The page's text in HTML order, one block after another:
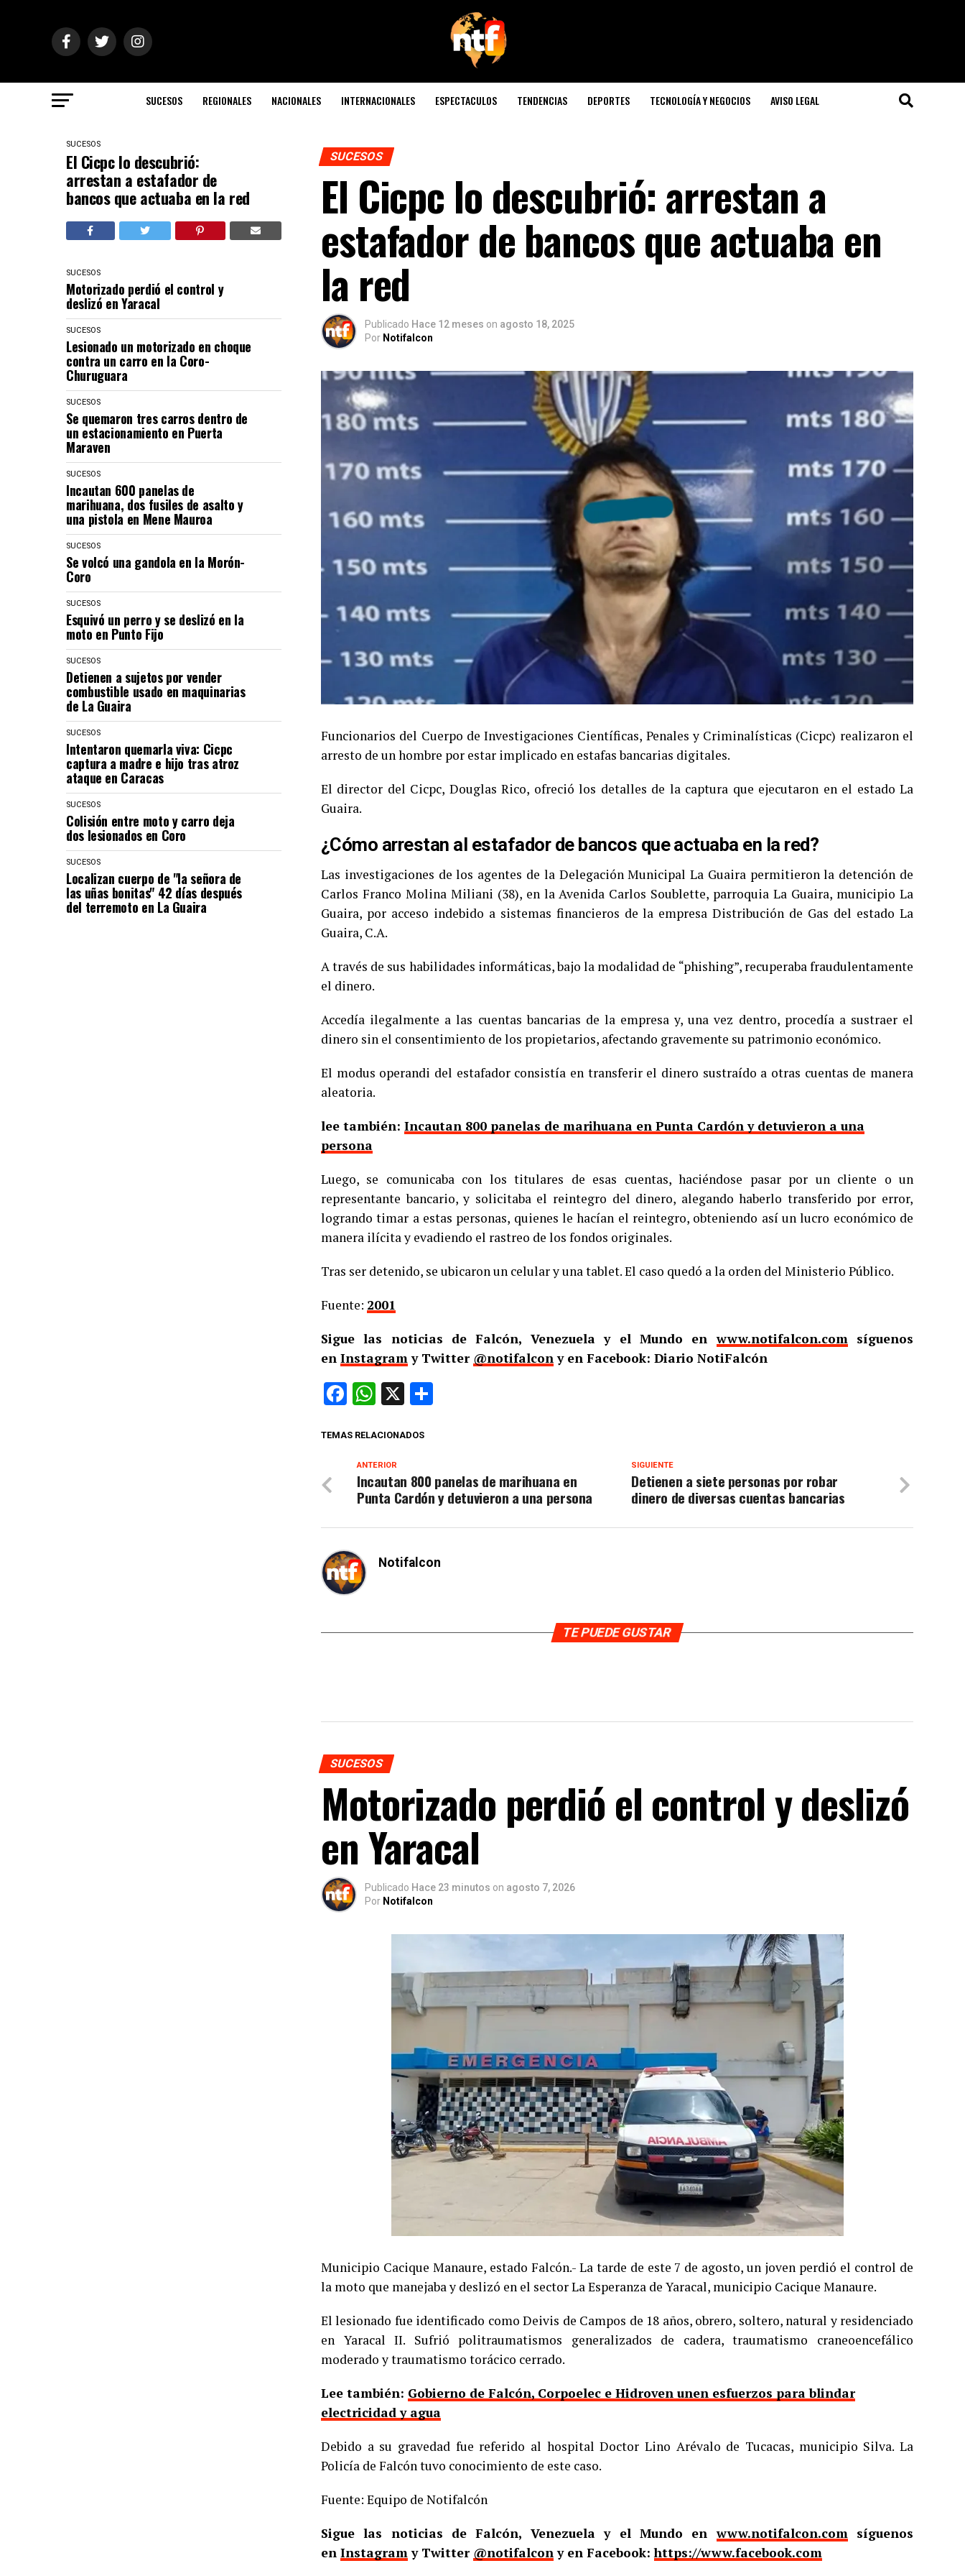
SUCESOS REGIONALES NACIONALES INTERNACIONALES ESPECTACULOS TENDENCIAS DEPORTES TECNOLOGÍA Y NEGOCIOS AVISO LEGAL
SUCESOS
El Cicpc lo descubrió:
arrestan a estafador de
bancos que actuaba en la red
SUCESOS
Motorizado perdió el control y
deslizó en Yaracal
SUCESOS
Lesionado un motorizado en choque
contra un carro en la Coro-
Churuguara
SUCESOS
Se quemaron tres carros dentro de
un estacionamiento en Puerta
Maraven
SUCESOS
Incautan 600 panelas de
marihuana, dos fusiles de asalto y
una pistola en Mene Mauroa
SUCESOS
Se volcó una gandola en la Morón-
Coro
SUCESOS
Esquivó un perro y se deslizó en la
moto en Punto Fijo
SUCESOS
Detienen a sujetos por vender
combustible usado en maquinarias
de La Guaira
SUCESOS
Intentaron quemarla viva: Cicpc
captura a madre e hijo tras atroz
ataque en Caracas
SUCESOS
Colisión entre moto y carro deja
dos lesionados en Coro
SUCESOS
Localizan cuerpo de "la señora de
las uñas bonitas" 42 días después
del terremoto en La Guaira
SUCESOS
El Cicpc lo descubrió: arrestan a
estafador de bancos que actuaba en
la red
Publicado Hace 12 meses on agosto 18, 2025
Por Notifalcon
Funcionarios del Cuerpo de Investigaciones Científicas, Penales y Criminalísticas (Cicpc) realizaron el
arresto de un hombre por estar implicado en estafas bancarias digitales.
El director del Cicpc, Douglas Rico, ofreció los detalles de la captura que ejecutaron en el estado La
Guaira.
¿Cómo arrestan al estafador de bancos que actuaba en la red?
Las investigaciones de los agentes de la Delegación Municipal La Guaira permitieron la detención de
Carlos Franco Molina Miliani (38), en la Avenida Carlos Soublette, parroquia La Guaira, municipio La
Guaira, por acceso indebido a sistemas financieros de la empresa Distribución de Gas del estado La
Guaira, C.A.
A través de sus habilidades informáticas, bajo la modalidad de “phishing”, recuperaba fraudulentamente
el dinero.
Accedía ilegalmente a las cuentas bancarias de la empresa y, una vez dentro, procedía a sustraer el
dinero sin el consentimiento de los propietarios, afectando gravemente su patrimonio económico.
El modus operandi del estafador consistía en transferir el dinero sustraído a otras cuentas de manera
aleatoria.
lee también: Incautan 800 panelas de marihuana en Punta Cardón y detuvieron a una
persona
Luego, se comunicaba con los titulares de esas cuentas, haciéndose pasar por un cliente o un
representante bancario, y solicitaba el reintegro del dinero, alegando haberlo transferido por error,
logrando timar a estas personas, quienes le hacían el reintegro, obteniendo así un lucro económico de
manera ilícita y evadiendo el rastreo de los fondos originales.
Tras ser detenido, se ubicaron un celular y una tablet. El caso quedó a la orden del Ministerio Público.
Fuente: 2001
Sigue las noticias de Falcón, Venezuela y el Mundo enwww.notifalcon.comsíguenos
en Instagramy Twitter @notifalcony en Facebook: Diario NotiFalcón
Facebook
WhatsApp
X
TEMAS RELACIONADOS
SIGUIENTE
Detienen a siete personas por robar
dinero de diversas cuentas bancarias
ANTERIOR
Incautan 800 panelas de marihuana en
Punta Cardón y detuvieron a una persona
Notifalcon
TE PUEDE GUSTAR
SUCESOS
Motorizado perdió el control y deslizó
en Yaracal
Publicado Hace 23 minutos on agosto 7, 2026
Por Notifalcon
Municipio Cacique Manaure, estado Falcón.- La tarde de este 7 de agosto, un joven perdió el control de
la moto que manejaba y deslizó en el sector La Esperanza de Yaracal, municipio Cacique Manaure.
El lesionado fue identificado como Deivis de Campos de 18 años, obrero, soltero, natural y residenciado
en Yaracal II. Sufrió politraumatismos generalizados de cadera, traumatismo craneoencefálico
moderado y traumatismo torácico cerrado.
Lee también: Gobierno de Falcón, Corpoelec e Hidroven unen esfuerzos para blindar
electricidad y agua
Debido a su gravedad fue referido al hospital Doctor Lino Arévalo de Tucacas, municipio Silva. La
Policía de Falcón tuvo conocimiento de este caso.
Fuente: Equipo de Notifalcón
Sigue las noticias de Falcón, Venezuela y el Mundo enwww.notifalcon.comsíguenos
en Instagramy Twitter @notifalcony en Facebook:https://www.facebook.com